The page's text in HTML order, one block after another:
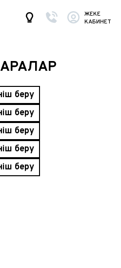
ЖЕКЕ
КАБИНЕТ
беру
беру
беру
беру
беру